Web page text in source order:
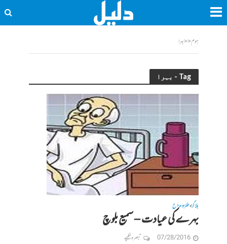
ہوم<<بہرا
Tag - بہرا
بلاگز•طنز و مزاح
بہرے کی عیادت – سمیع بلوچ
07/28/2016 تبصرہ لکھیے